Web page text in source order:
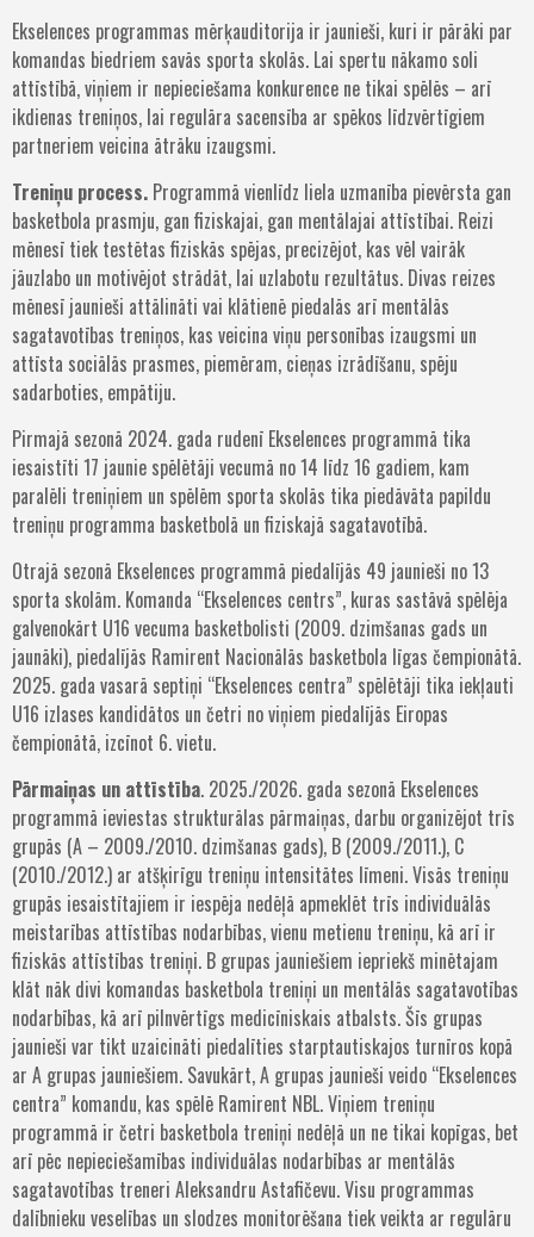
Ekselences programmas mērķauditorija ir jaunieši, kuri ir pārāki par
komandas biedriem savās sporta skolās. Lai spertu nākamo soli
attīstībā, viņiem ir nepieciešama konkurence ne tikai spēlēs – arī
ikdienas treniņos, lai regulāra sacensība ar spēkos līdzvērtīgiem
partneriem veicina ātrāku izaugsmi.
Treniņu process. Programmā vienlīdz liela uzmanība pievērsta gan
basketbola prasmju, gan fiziskajai, gan mentālajai attīstībai. Reizi
mēnesī tiek testētas fiziskās spējas, precizējot, kas vēl vairāk
jāuzlabo un motivējot strādāt, lai uzlabotu rezultātus. Divas reizes
mēnesī jaunieši attālināti vai klātienē piedalās arī mentālās
sagatavotības treniņos, kas veicina viņu personības izaugsmi un
attīsta sociālās prasmes, piemēram, cieņas izrādīšanu, spēju
sadarboties, empātiju.
Pirmajā sezonā 2024. gada rudenī Ekselences programmā tika
iesaistīti 17 jaunie spēlētāji vecumā no 14 līdz 16 gadiem, kam
paralēli treniņiem un spēlēm sporta skolās tika piedāvāta papildu
treniņu programma basketbolā un fiziskajā sagatavotībā.
Otrajā sezonā Ekselences programmā piedalījās 49 jaunieši no 13
sporta skolām. Komanda “Ekselences centrs”, kuras sastāvā spēlēja
galvenokārt U16 vecuma basketbolisti (2009. dzimšanas gads un
jaunāki), piedalījās Ramirent Nacionālās basketbola līgas čempionātā.
2025. gada vasarā septiņi “Ekselences centra” spēlētāji tika iekļauti
U16 izlases kandidātos un četri no viņiem piedalījās Eiropas
čempionātā, izcīnot 6. vietu.
Pārmaiņas un attīstība. 2025./2026. gada sezonā Ekselences
programmā ieviestas strukturālas pārmaiņas, darbu organizējot trīs
grupās (A – 2009./2010. dzimšanas gads), B (2009./2011.), C
(2010./2012.) ar atšķirīgu treniņu intensitātes līmeni. Visās treniņu
grupās iesaistītajiem ir iespēja nedēļā apmeklēt trīs individuālās
meistarības attīstības nodarbības, vienu metienu treniņu, kā arī ir
fiziskās attīstības treniņi. B grupas jauniešiem iepriekš minētajam
klāt nāk divi komandas basketbola treniņi un mentālās sagatavotības
nodarbības, kā arī pilnvērtīgs medicīniskais atbalsts. Šīs grupas
jaunieši var tikt uzaicināti piedalīties starptautiskajos turnīros kopā
ar A grupas jauniešiem. Savukārt, A grupas jaunieši veido “Ekselences
centra” komandu, kas spēlē Ramirent NBL. Viņiem treniņu
programmā ir četri basketbola treniņi nedēļā un ne tikai kopīgas, bet
arī pēc nepieciešamības individuālas nodarbības ar mentālās
sagatavotības treneri Aleksandru Astafičevu. Visu programmas
dalībnieku veselības un slodzes monitorēšana tiek veikta ar regulāru